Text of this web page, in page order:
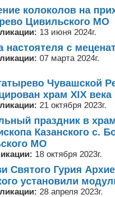
колоколов на
Цивильского МО
13 июня 2024г.
настоятеля с
07 марта 2024г.
Чувашской
храм XIX века
21 октября 2023г.
праздник в
Казанского с.
МО
18 октября 2023г.
Святого Гурия
установили
28 апреля 2023г.